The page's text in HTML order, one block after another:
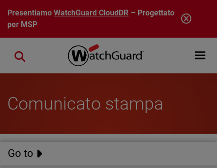
Salta al contenuto principale
PresentiamoWatchGuard CloudDR – Progettato
per MSP
Open
Close search
Comunicato stampa
Go to